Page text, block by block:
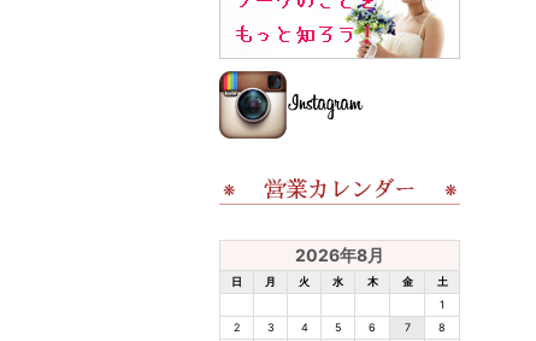
2026年8月
日 月 火 水 木 金
土
1
2
3 4 5 6 7
8